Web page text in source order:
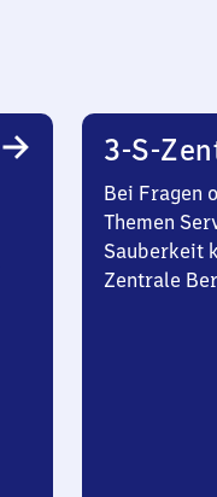
3-S-
Bei Fragen
Themen
Sauberkeit
Zentrale